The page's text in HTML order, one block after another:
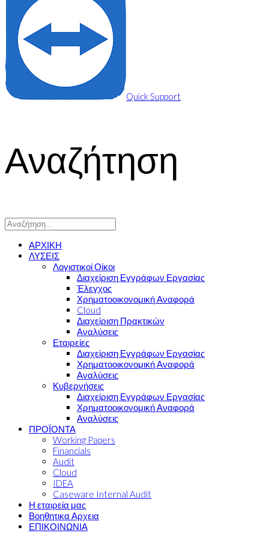
Quick Support
Αναζήτηση
ΑΡΧΙΚΗ
ΛΥΣΕΙΣ
Λογιστικοί Οίκοι
Διαχείριση Εγγράφων Εργασίας
Έλεγχος
Χρηματοοικονομική Αναφορά
Cloud
Διαχείριση Πρακτικών
Αναλύσεις
Εταιρείες
Διαχείριση Εγγράφων Εργασίας
Χρηματοοικονομική Αναφορά
Αναλύσεις
Κυβερνήσεις
Διαχείριση Εγγράφων Εργασίας
Χρηματοοικονομική Αναφορά
Αναλύσεις
ΠΡΟΪΟΝΤΑ
Working Papers
Financials
Audit
Cloud
IDEA
Caseware Internal Audit
Η εταιρεία μας
Βοηθητικα Αρχεια
ΕΠΙΚΟΙΝΩΝΙΑ